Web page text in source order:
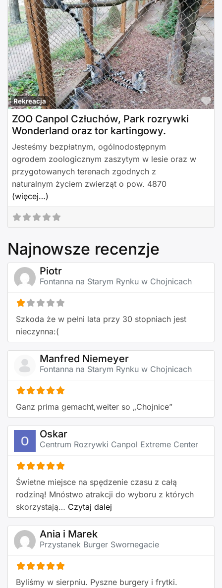
Rekreacja
ZOO Canpol Człuchów, Park rozrywki
Wonderland oraz tor kartingowy.
Jesteśmy bezpłatnym, ogólnodostępnym
ogrodem zoologicznym zaszytym w lesie oraz w
przygotowanych terenach zgodnych z
naturalnym życiem zwierząt o pow. 4870
(więcej…)
Najnowsze recenzje
Piotr
Fontanna na Starym Rynku w Chojnicach
Szkoda że w pełni lata przy 30 stopniach jest
nieczynna:(
Manfred Niemeyer
Fontanna na Starym Rynku w Chojnicach
Ganz prima gemacht,weiter so „Chojnice”
Oskar
Centrum Rozrywki Canpol Extreme Center
Świetne miejsce na spędzenie czasu z całą
rodziną! Mnóstwo atrakcji do wyboru z których
skorzystają… Czytaj dalej
Ania i Marek
Przystanek Burger Swornegacie
Byliśmy w sierpniu. Pyszne burgery i frytki.